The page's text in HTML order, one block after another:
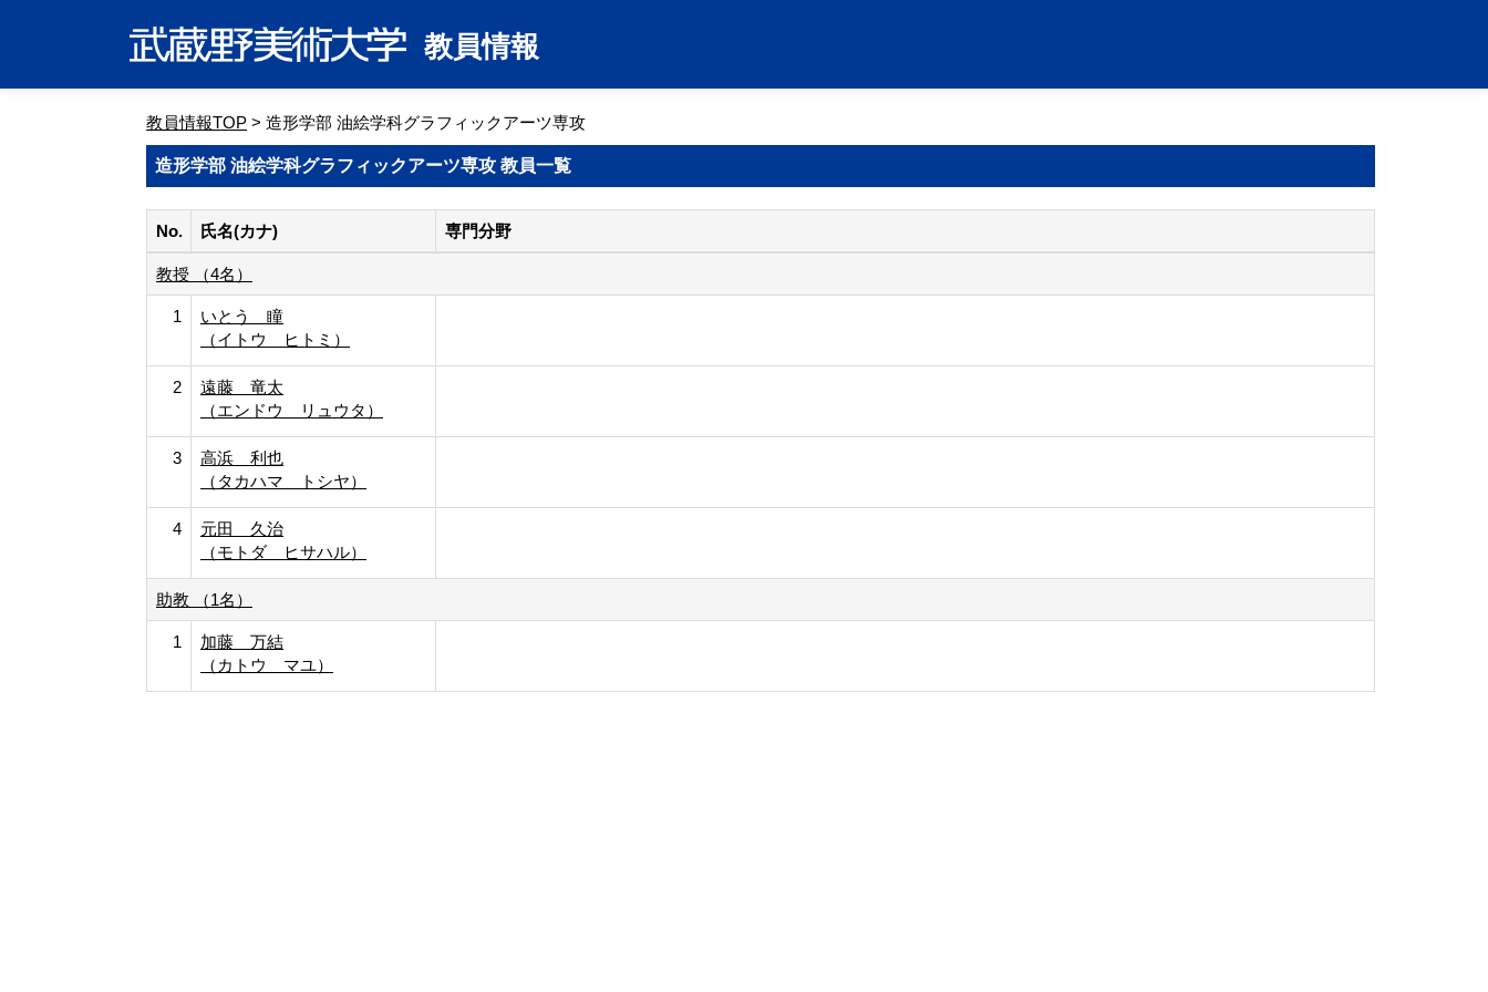
教員情報
教員情報TOP > 造形学部 油絵学科グラフィックアーツ専攻
造形学部 油絵学科グラフィックアーツ専攻 教員一覧
No. 氏名(カナ) 専門分野
教授 （4名）
1
いとう 瞳
（イトウ ヒトミ）
2
遠藤 竜太
（エンドウ リュウタ）
3
高浜 利也
（タカハマ トシヤ）
4
元田 久治
（モトダ ヒサハル）
助教 （1名）
1
加藤 万結
（カトウ マユ）